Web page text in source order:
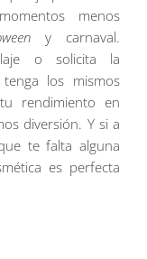
menos
y carnaval.
o solicita la
los mismos
rendimiento en
diversión. Y si a
te falta alguna
es perfecta